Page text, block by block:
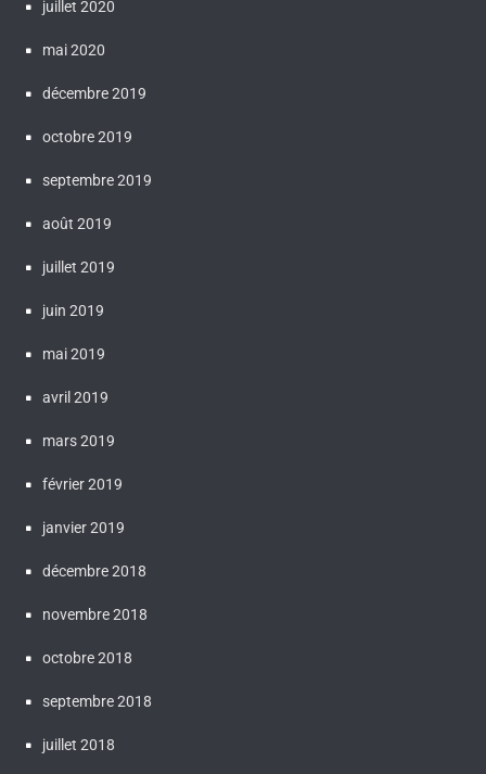
juillet 2020
mai 2020
décembre 2019
octobre 2019
septembre 2019
août 2019
juillet 2019
juin 2019
mai 2019
avril 2019
mars 2019
février 2019
janvier 2019
décembre 2018
novembre 2018
octobre 2018
septembre 2018
juillet 2018